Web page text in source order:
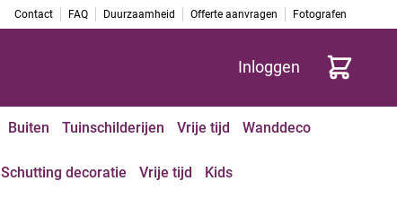
Contact FAQ Duurzaamheid Offerte aanvragen Fotografen
Inloggen Cart
Buiten Tuinschilderijen Vrije tijd Wanddeco
Schutting decoratie Vrije tijd Kids